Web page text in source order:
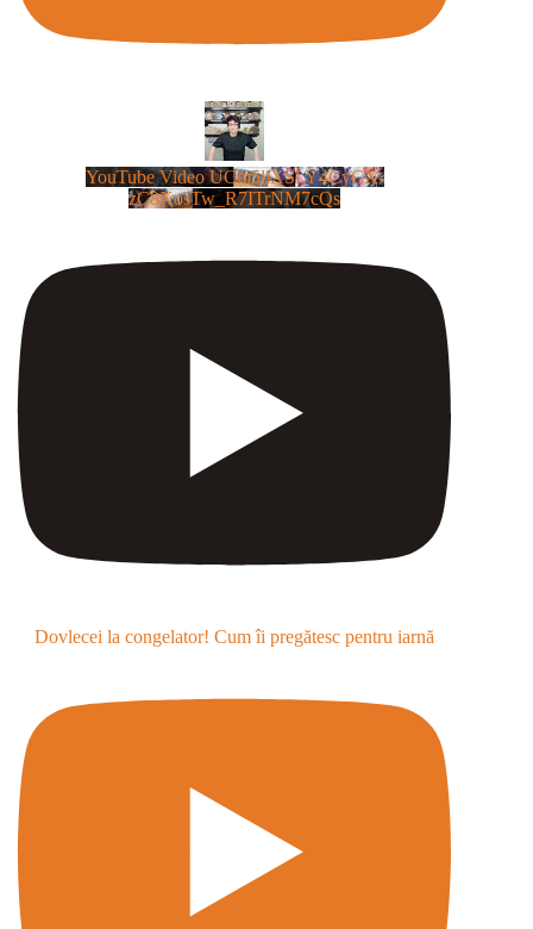
YouTube Video UCm5llXSLY4CyCX-
zC8XosTw_R7ITrNM7cQs
Dovlecei la congelator! Cum îi pregătesc pentru iarnă